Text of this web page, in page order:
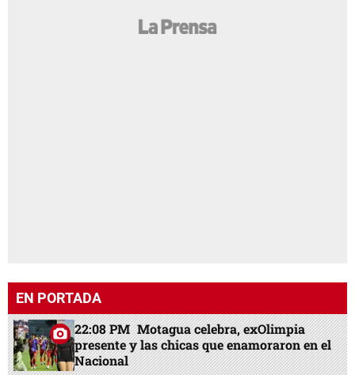
EN PORTADA
22:08 PM Motagua celebra, exOlimpia
presente y las chicas que enamoraron en el
Nacional